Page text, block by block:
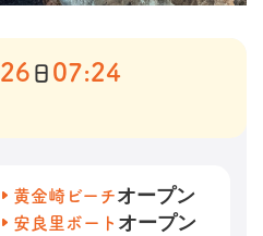
26 日 07:24
黄金崎ビーチオープン
安良里ボート オープン